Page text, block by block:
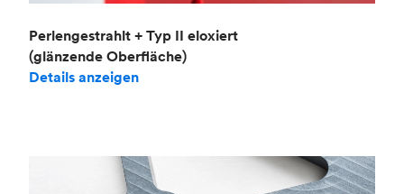
Perlengestrahlt + Typ II eloxiert
(glänzende Oberfläche)
Details anzeigen